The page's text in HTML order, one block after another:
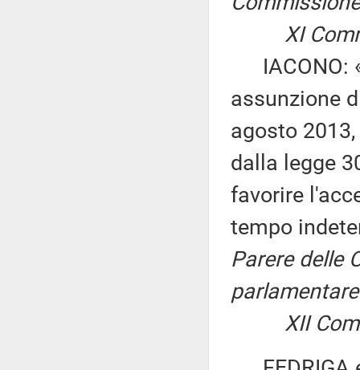
XI
IACONO:
assunzione
agosto
dalla legge
favorire
tempo
Parere delle
XII